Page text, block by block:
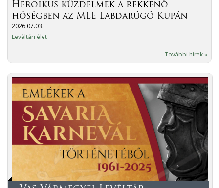
Heroikus küzdelmek a rekkenő
hőségben az MLE Labdarúgó Kupán
2026.07.03.
Levéltári élet
További hírek »